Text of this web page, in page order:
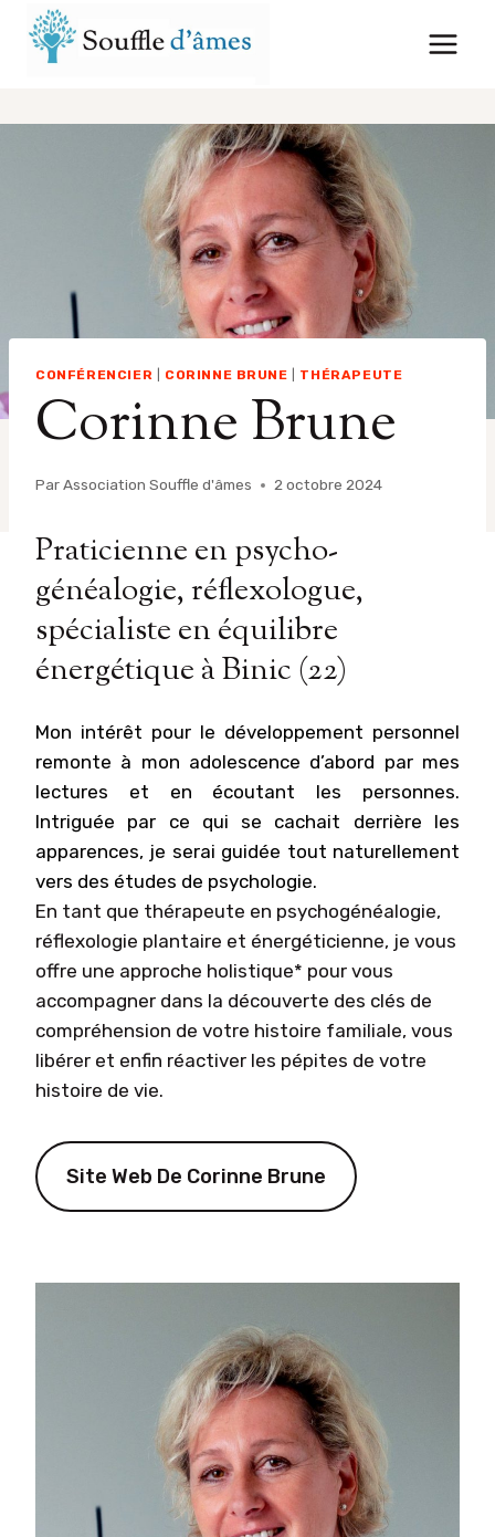
Aller
CONFÉRENCIER CORINNE BRUNE THÉRAPEUTE
Corinne Brune
ParAssociation Souffle d'âmes 2 octobre 2024
Praticienne en psycho-
généalogie, réflexologue,
spécialiste en équilibre
énergétique à Binic (22)
Mon intérêt pour le développement personnel
remonte à mon adolescence d’abord par mes
lectures et en écoutant les personnes.
Intriguée par ce qui se cachait derrière les
apparences, je serai guidée tout naturellement
vers des études de psychologie.
En tant que thérapeute en psychogénéalogie,
réflexologie plantaire et énergéticienne, je vous
offre une approche holistique* pour vous
accompagner dans la découverte des clés de
compréhension de votre histoire familiale, vous
libérer et enfin réactiver les pépites de votre
histoire de vie.
Site Web De Corinne Brune